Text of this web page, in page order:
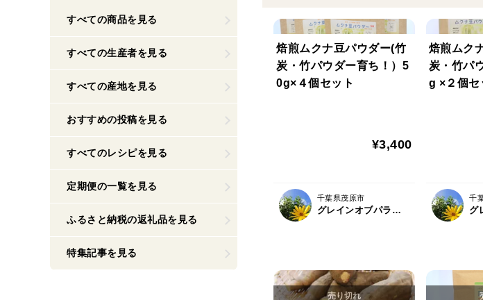
焙煎ムクナ豆パウダー(竹
炭・竹パウダー育ち！）5
0g×４個セット
¥3,400
千葉県茂原市
グレインオブパラダイス
焙煎ムク
炭・竹パ
g ×２個セ
千
すべての商品を見る
すべての生産者を見る
すべての産地を見る
おすすめの投稿を見る
すべてのレシピを見る
定期便の一覧を見る
ふるさと納税の返礼品を見る
特集記事を見る